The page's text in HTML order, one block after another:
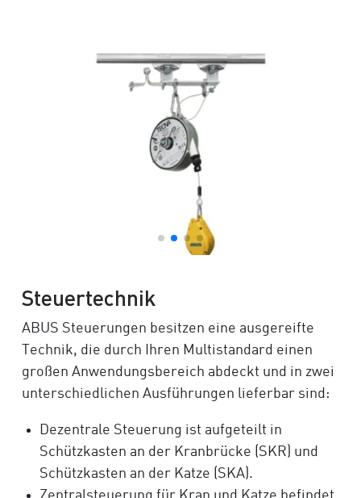
Steuertechnik
ABUS Steuerungen besitzen eine ausgereifte
Technik, die durch Ihren Multistandard einen
großen Anwendungsbereich abdeckt und in zwei
unterschiedlichen Ausführungen lieferbar sind:
Dezentrale Steuerung ist aufgeteilt in
Schützkasten an der Kranbrücke (SKR) und
Schützkasten an der Katze (SKA).